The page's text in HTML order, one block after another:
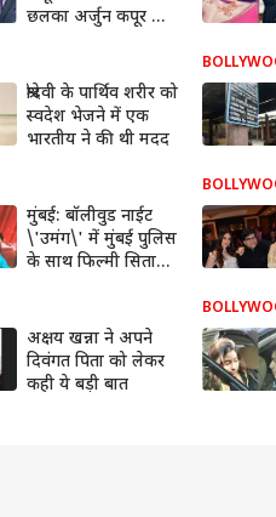
छलका अर्जुन कपूर का
श्रीदेवी के पार्थिव शरीर को
स्वदेश भेजने में एक
भारतीय ने की थी मदद
मुंबई: बॉलीवुड नाईट
\'उमंग\' में मुंबई पुलिस
के साथ फिल्मी सितारों
अक्षय खन्ना ने अपने
दिवंगत पिता को लेकर
कही ये बड़ी बात